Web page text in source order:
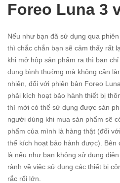
Foreo Luna 3
Nếu như bạn đã sử dụng qua
thì chắc chắn bạn sẽ cảm thấy rất
khi mở hộp sản phẩm ra thì bạn
dụng bình thường mà không cần
nhiên, đối với phiên bản Foreo
phải kích hoạt bảo hành thiết bị
thì mới có thể sử dụng được sản
người dùng khi mua sản phẩm sẽ
phẩm của mình là hàng thật (đối
thể kích hoạt bảo hành được). Bên
là nếu như bạn không sử dụng
rành về việc sử dụng các thiết bị
rắc rối lớn.